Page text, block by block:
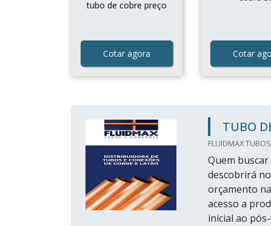
tubo de cobre preço
Cotar agora Cotar
TUBO
FLUIDMAX
Quem
descobrirá
orçamento
acesso a
inicial ao